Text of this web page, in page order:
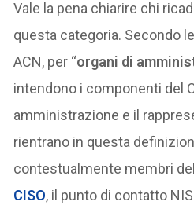
Vale la pena chiarire chi
questa categoria. Secondo
ACN, per “organi di
intendono i componenti del
amministrazione e il
rientrano in questa
contestualmente membri
CISO, il punto di contatto